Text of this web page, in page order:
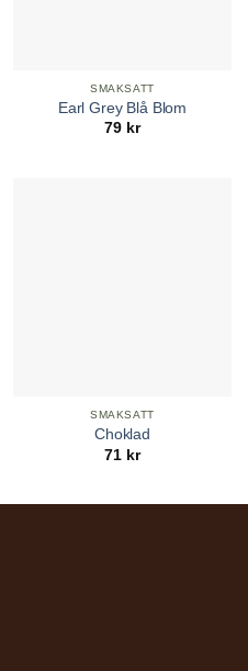
SMAKSATT
Earl Grey Blå Blom
79 kr
SMAKSATT
Choklad
71 kr